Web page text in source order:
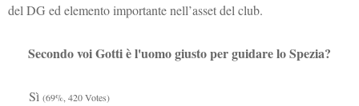
del DG ed elemento importante nell’asset del club.
Secondo voi Gotti è l'uomo giusto per guidare lo Spezia?
Sì(69%, 420 Votes)